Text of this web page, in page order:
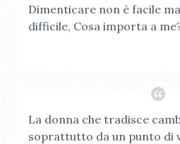
Dimenticare non è facile
difficile, Cosa importa a
La donna che tradisce
soprattutto da un punto di